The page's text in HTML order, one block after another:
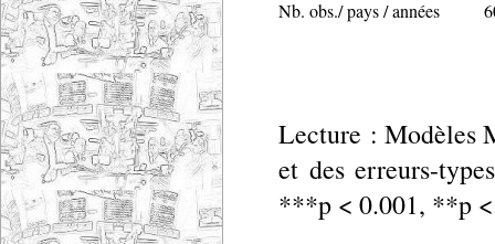
Nb. obs./ pays / années
Lecture : Modèles
et des erreurs-
***p < 0.001, **p